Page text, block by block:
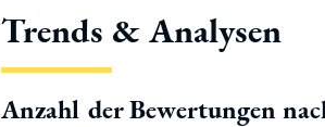
Trends & Analysen
Anzahl der Bewertungen